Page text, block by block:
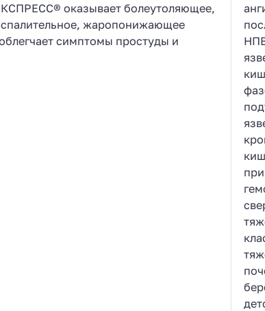
оказывает болеутоляющее,
жаропонижающее
симптомы простуды и